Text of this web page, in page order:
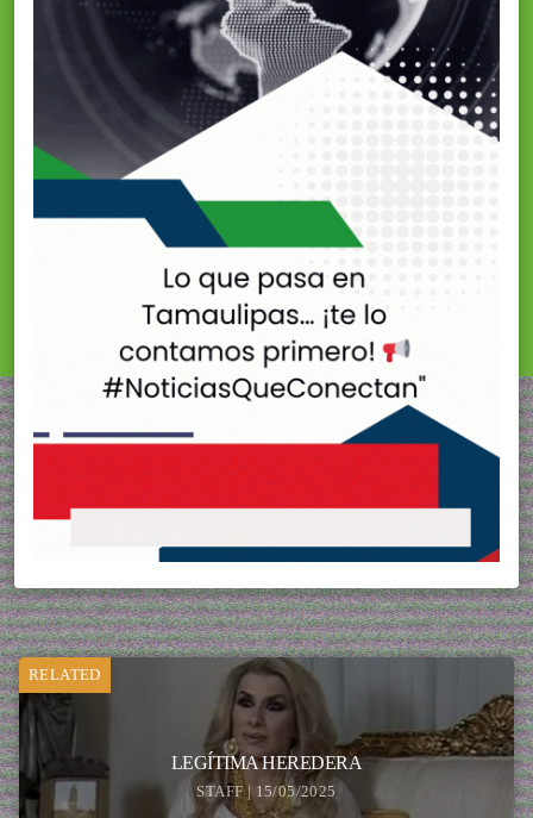
RELATED
LEGÍTIMA HEREDERA
STAFF | 15/05/2025